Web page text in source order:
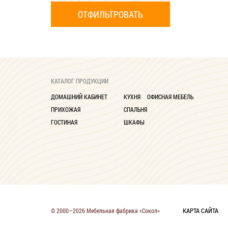
КАТАЛОГ ПРОДУКЦИИ
ДОМАШНИЙ КАБИНЕТ
ПРИХОЖАЯ
ГОСТИНАЯ
КУХНЯ
СПАЛЬНЯ
ШКАФЫ
ОФИСНАЯ МЕБЕЛЬ
© 2000—2026 Мебельная фабрика «Сокол» КАРТА САЙТА